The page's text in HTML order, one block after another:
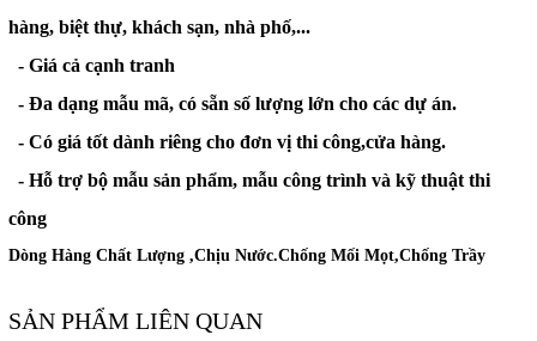
hàng, biệt thự, khách sạn, nhà phố,...
- Giá cả cạnh tranh
- Đa dạng mẫu mã, có sẵn số lượng lớn cho các dự án.
- Có giá tốt dành riêng cho đơn vị thi công,cửa hàng.
- Hỗ trợ bộ mẫu sản phẩm, mẫu công trình và kỹ thuật thi
công
Dòng Hàng Chất Lượng ,Chịu Nước.Chống Mối Mọt,Chống Trầy
SẢN PHẨM LIÊN QUAN